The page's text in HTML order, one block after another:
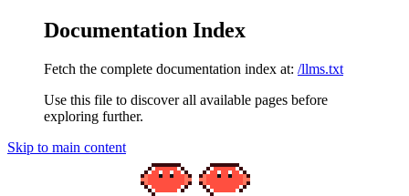
Documentation Index
Fetch the complete documentation index at: /llms.txt
Use this file to discover all available pages before
exploring further.
Skip to main content